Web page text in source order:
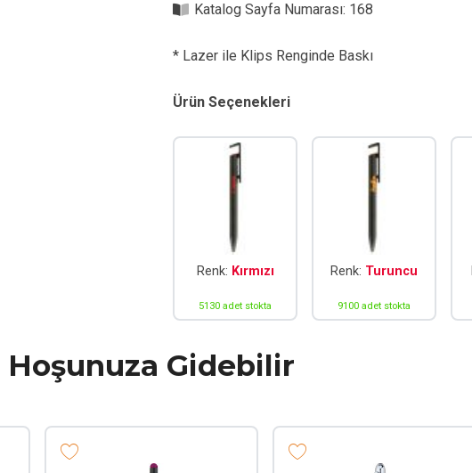
adetKatalog Sayfa Numarası: 168
* Lazer ile Klips Renginde Baskı
Ürün Seçenekleri
Renk: Kırmızı
5130 adet stokta
Renk: Turuncu
9100 adet stokta
Hoşunuza Gidebilir